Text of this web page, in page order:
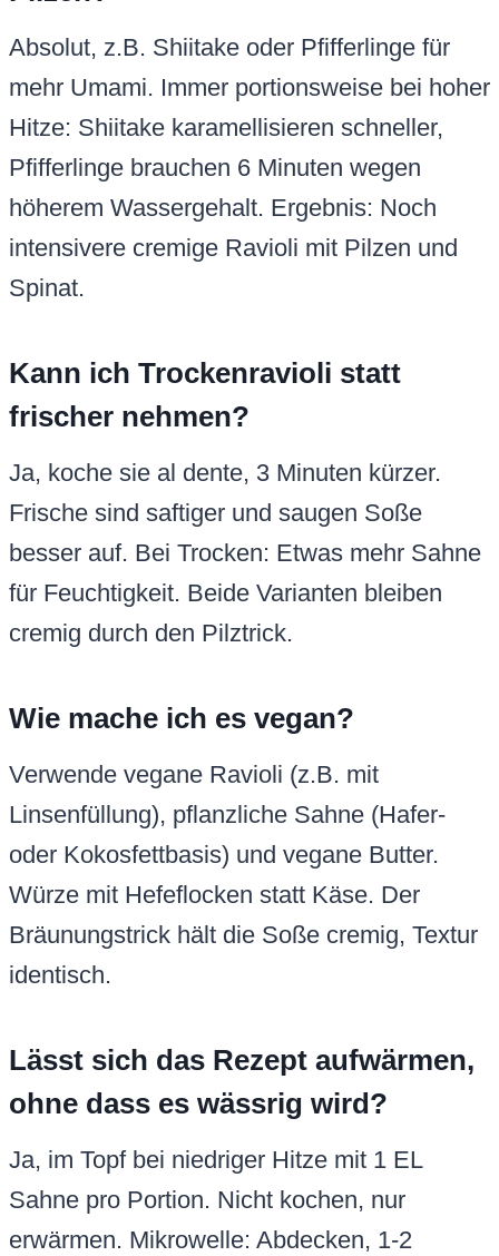
Absolut, z.B. Shiitake oder Pfifferlinge für
mehr Umami. Immer portionsweise bei hoher
Hitze: Shiitake karamellisieren schneller,
Pfifferlinge brauchen 6 Minuten wegen
höherem Wassergehalt. Ergebnis: Noch
intensivere cremige Ravioli mit Pilzen und
Spinat.
Kann ich Trockenravioli statt
frischer nehmen?
Ja, koche sie al dente, 3 Minuten kürzer.
Frische sind saftiger und saugen Soße
besser auf. Bei Trocken: Etwas mehr Sahne
für Feuchtigkeit. Beide Varianten bleiben
cremig durch den Pilztrick.
Wie mache ich es vegan?
Verwende vegane Ravioli (z.B. mit
Linsenfüllung), pflanzliche Sahne (Hafer-
oder Kokosfettbasis) und vegane Butter.
Würze mit Hefeflocken statt Käse. Der
Bräunungstrick hält die Soße cremig, Textur
identisch.
Lässt sich das Rezept aufwärmen,
ohne dass es wässrig wird?
Ja, im Topf bei niedriger Hitze mit 1 EL
Sahne pro Portion. Nicht kochen, nur
erwärmen. Mikrowelle: Abdecken, 1-2